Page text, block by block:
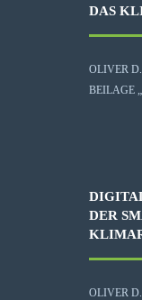
DAS
OLIVER
BEILAGE
DER
OLIVER